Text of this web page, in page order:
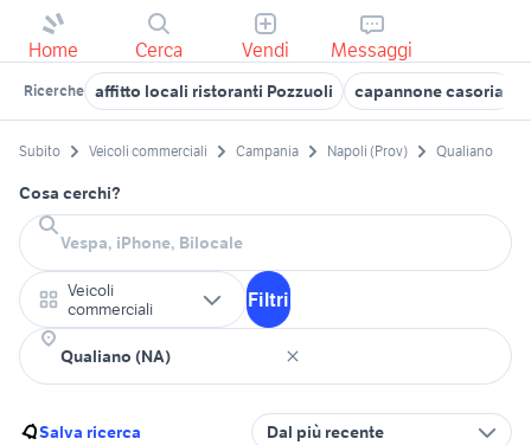
Home Cerca Vendi Messaggi
Ricerche affitto locali ristoranti Pozzuoli capannone casoria
Subito Veicoli commerciali Campania Napoli (Prov) Qualiano
Cosa cerchi?
Veicoli
commerciali
Filtri
Salva ricerca Dal più recente